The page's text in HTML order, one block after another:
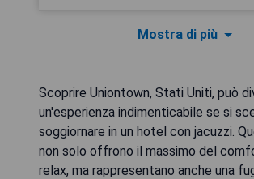
Mostra di più
Scoprire Uniontown, Stati Uniti, può
un'esperienza indimenticabile se si
soggiornare in un hotel con jacuzzi.
non solo offrono il massimo del
relax, ma rappresentano anche una